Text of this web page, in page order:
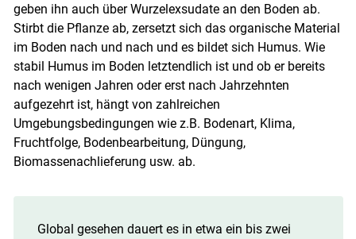
Skip to main content
geben ihn auch über Wurzelexsudate an den Boden ab.
Stirbt die Pflanze ab, zersetzt sich das organische Material
im Boden nach und nach und es bildet sich Humus. Wie
stabil Humus im Boden letztendlich ist und ob er bereits
nach wenigen Jahren oder erst nach Jahrzehnten
aufgezehrt ist, hängt von zahlreichen
Umgebungsbedingungen wie z.B. Bodenart, Klima,
Fruchtfolge, Bodenbearbeitung, Düngung,
Biomassenachlieferung usw. ab.
Global gesehen dauert es in etwa ein bis zwei